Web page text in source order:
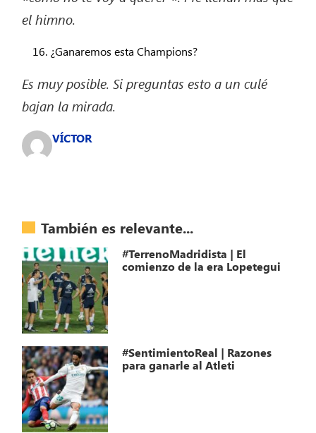
el himno.
¿Ganaremos esta Champions?
Es muy posible. Si preguntas esto a un culé
bajan la mirada.
VÍCTOR
También es relevante...
#TerrenoMadridista | El
comienzo de la era Lopetegui
#SentimientoReal | Razones
para ganarle al Atleti